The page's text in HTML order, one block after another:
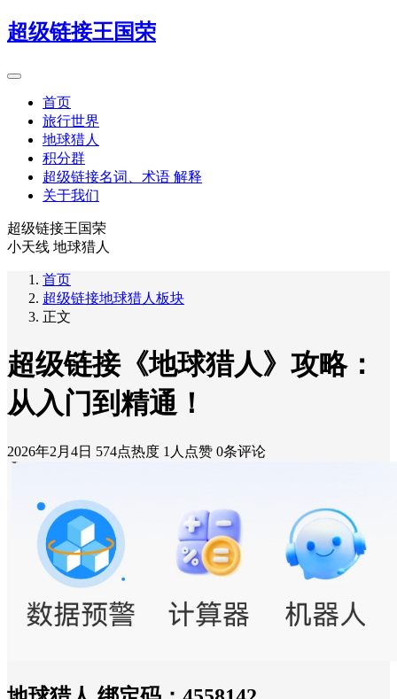
超级链接王国荣
首页
旅行世界
地球猎人
积分群
超级链接名词、术语 解释
关于我们
超级链接王国荣
小天线 地球猎人
首页
超级链接地球猎人板块
正文
超级链接《地球猎人》攻略：
从入门到精通！
2026年2月4日 574点热度 1人点赞 0条评论